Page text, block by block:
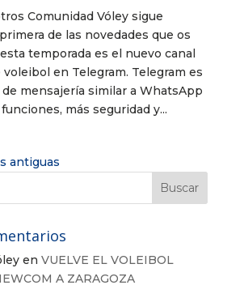
Comunidad Vóley sigue
de las novedades que os
temporada es el nuevo canal
en Telegram. Telegram es
mensajería similar a WhatsApp
más seguridad y...
antiguas
en VUELVE EL VOLEIBOL
A ZARAGOZA